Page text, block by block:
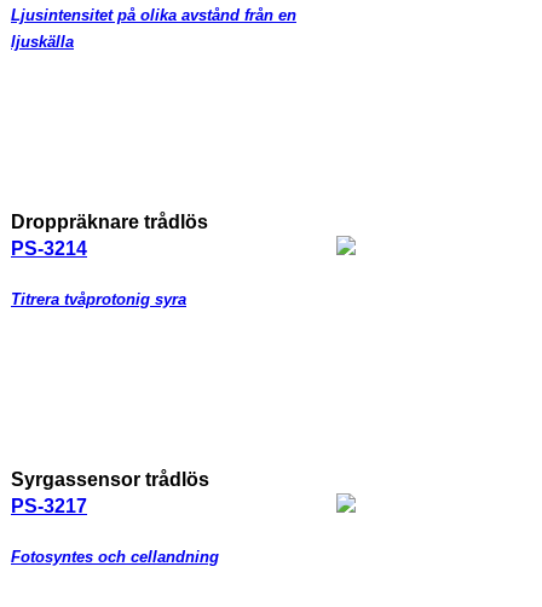
Ljusintensitet på olika avstånd från en
ljuskälla
Droppräknare trådlös
PS-3214
Titrera tvåprotonig syra
Syrgassensor trådlös
PS-3217
Fotosyntes och cellandning